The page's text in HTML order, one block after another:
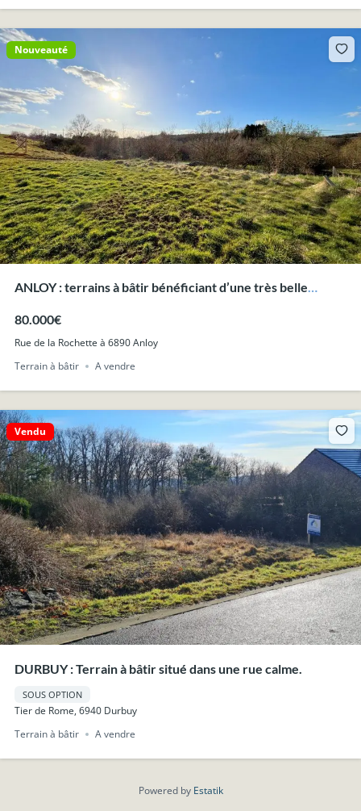
Nouveauté
ANLOY : terrains à bâtir bénéficiant d’une très belle
80.000€
Rue de la Rochette à 6890 Anloy
Terrain à bâtir
A vendre
Vendu
DURBUY : Terrain à bâtir situé dans une rue calme.
SOUS OPTION
Tier de Rome, 6940 Durbuy
Terrain à bâtir
A vendre
Powered by Estatik